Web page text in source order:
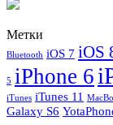
Метки
Bluetooth iOS 7 iOS
5 iPhone 6
iTunes iTunes 11
Galaxy S6